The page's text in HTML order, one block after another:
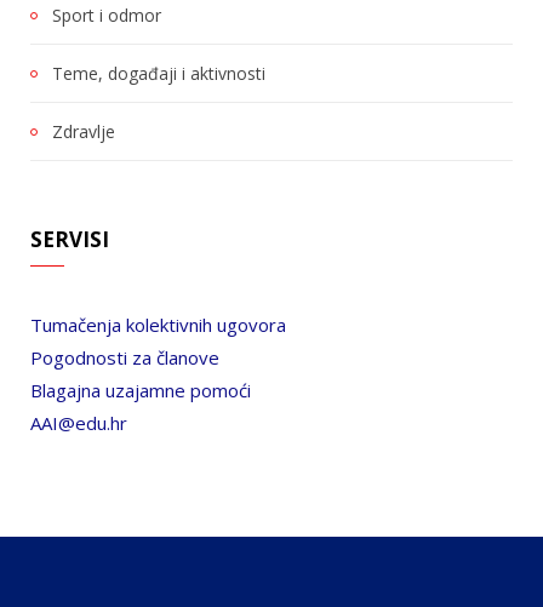
Sport i odmor
Teme, događaji i aktivnosti
Zdravlje
SERVISI
Tumačenja kolektivnih ugovora
Pogodnosti za članove
Blagajna uzajamne pomoći
AAI@edu.hr